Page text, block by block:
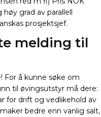
grad av parallell
prosjektsjef.
melding til
For å kunne søke om
til øvingsutstyr må dere:
for drift og vedlikehold av
bedre enn vanlig salt,